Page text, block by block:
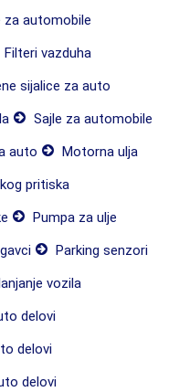
za automobile
Filteri vazduha
sijalice za auto
Sajle za automobile
auto
Motorna ulja
pritiska
Pumpa za ulje
Parking senzori
vozila
delovi
delovi
delovi